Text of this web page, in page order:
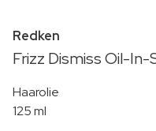
Redken
Frizz Dismiss Oil-In-
Haarolie
125 ml